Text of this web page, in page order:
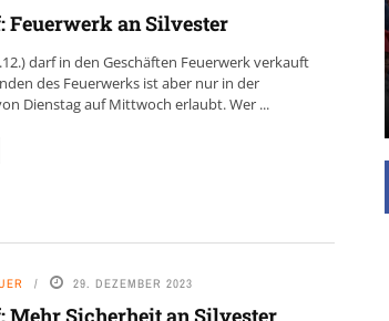
Feuerwerk an Silvester
darf in den Geschäften Feuerwerk verkauft
des Feuerwerks ist aber nur in der
Dienstag auf Mittwoch erlaubt. Wer ...
29. DEZEMBER 2023
Die Inspiration des industriellen Chics sind die
diesen Stil sind große Räume, schlicht gehalten
mit rustikalen Elementen und großen
Fensterflächen. Wie so vieles wurde ...